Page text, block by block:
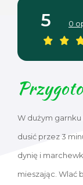
5 0
W dużym
dusić przez 3
dynię i
mieszając. Wlać